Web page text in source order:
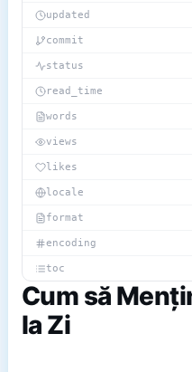
Cum să
la Zi
updated
commit
status
read_time
words
views
likes
locale
format
encoding
toc